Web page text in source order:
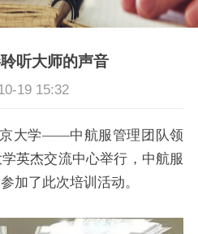
听大师的声音
19 15:32
京大学——中航服管理团队领
英杰交流中心举行，中航服
加了此次培训活动。